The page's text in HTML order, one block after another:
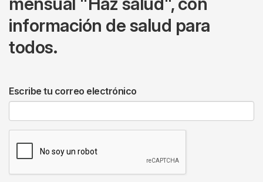
información de salud para
todos.
Escribe tu correo electrónico